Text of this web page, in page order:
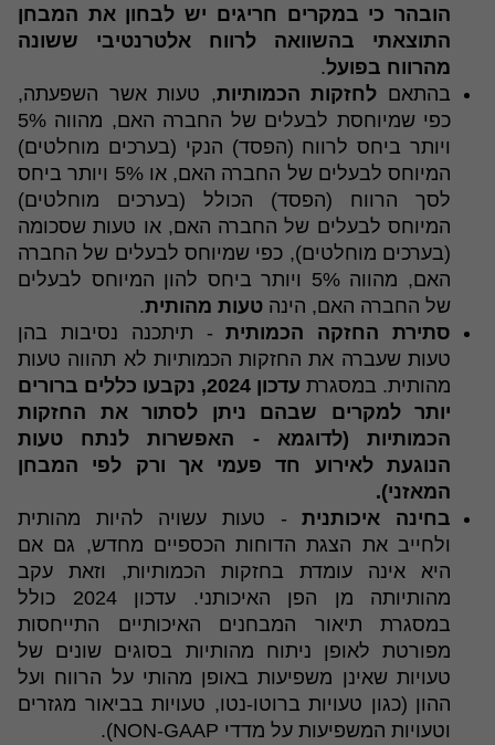
הובהר כי במקרים חריגים יש לבחון את המבחן
התוצאתי בהשוואה לרווח אלטרנטיבי ששונה
מהרווח בפועל.
בהתאם לחזקות הכמותיות, טעות אשר השפעתה,
כפי שמיוחסת לבעלים של החברה האם, מהווה 5%
ויותר ביחס לרווח (הפסד) הנקי (בערכים מוחלטים)
המיוחס לבעלים של החברה האם, או 5% ויותר ביחס
לסך הרווח (הפסד) הכולל (בערכים מוחלטים)
המיוחס לבעלים של החברה האם, או טעות שסכומה
(בערכים מוחלטים), כפי שמיוחס לבעלים של החברה
האם, מהווה 5% ויותר ביחס להון המיוחס לבעלים
של החברה האם, הינה טעות מהותית.
סתירת החזקה הכמותית- תיתכנה נסיבות בהן
טעות שעברה את החזקות הכמותיות לא תהווה טעות
מהותית. במסגרת
עדכון 2024, נקבעו כללים ברורים
יותר למקרים שבהם ניתן לסתור את החזקות
הכמותיות (לדוגמא - האפשרות לנתח טעות
הנוגעת לאירוע חד פעמי אך ורק לפי המבחן
המאזני).
בחינה איכותנית - טעות עשויה להיות מהותית
ולחייב את הצגת הדוחות הכספיים מחדש, גם אם
היא אינה עומדת בחזקות הכמותיות, וזאת עקב
מהותיותה מן הפן האיכותני. עדכון 2024 כולל
במסגרת תיאור המבחנים האיכותיים התייחסות
מפורטת לאופן ניתוח מהותיות בסוגים שונים של
טעויות שאינן משפיעות באופן מהותי על הרווח ועל
ההון (כגון טעויות ברוטו-נטו, טעויות בביאור מגזרים
וטעויות המשפיעות על מדדי NON-GAAP).